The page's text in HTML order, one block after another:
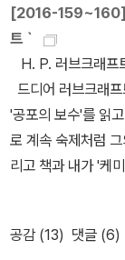
부족들은 그 종교
도 몸서리를 치며 입에 올리기 꺼
트 전집 1》
김지현은 자신이
‘에스키모(날고기
이누이트는 고기뿐
가 번역한 단편 선집
브크래프트 팬과
품’이다. 『레드훅의
김, 10쪽) ‘Raté’는
씨는 ‘아무개’라고
‘2층’으로 번역했
미국의 건물 층수
y be studying
dee(칼데아)’는 고
사람들을 가리킨다
였다. 하지만 원문
없다. 《오비의 빛》
가지 (2007년) *
에피소드명)(<환상
방영)아름다운 사
다운 사람들》TR클
년 10월 21일 수정 작성 * An Occurrence at
ge(<환상 특급 시
크리트 다리에서 생긴 일 《내가 샤
(<환상 특급 리메
영)채리티가 남긴 말 《시간여행 SF 걸작
이나 커피를 안 마
하는 모습은 정말
터 먼저 신어버리
시간이건 맨발로
름의 철자가 틀린
시 우체통에 넣어
간 드레스 말이야.”
백한 목격자인 달,
떼, 고색창연한 교
울던 밤바람, 그리
적으로 확신할 수
선》 229쪽우리가
리 자신과 무덤의
괴괴한 나무와 거대
스꺼운 악취와 나
율했는지, 나는 기
d trees like that,
And them
Kinder like
o' these here
n' half men, but I
유럽인들은 다른
편견을 ‘과학’이라
역사까지 설명하
그래서 나름의 방식
아서 3편을 읽었다
프트의 공포소설이
지 소설을 좋아해
적인면이 저는 좋
금해집니다. 여러
한 몽환의 추적'과 '
특히 '미지의 카다
마법사'의 'The
[2016-159~160]
트｀
H. P. 러브크래프
드디어 러브크래
'공포의 보수'를 읽
로 계속 숙제처럼
리고 책과 내가 '케
었던 책은 그의 작
지'에서 출판한 책
공감 (13) 댓글 (6)